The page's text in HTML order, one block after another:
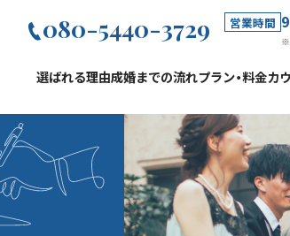
080-5440-3729 営業時間
※
選ばれる理由成婚までの流れプラン・料金カ